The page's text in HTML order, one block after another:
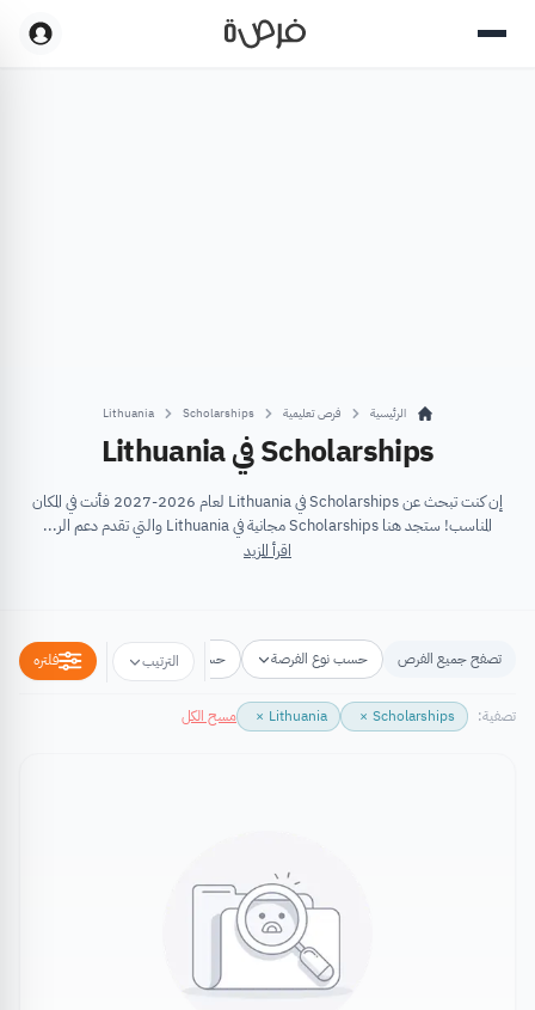
الرئيسية فرص تعليمية Scholarships
Lithuania
Scholarships في Lithuania
إن كنت تبحث عن Scholarships في Lithuania لعام 2026-2027 فأنت في المكان
المناسب! ستجد هنا Scholarships مجانية في Lithuania والتي تقدم دعم الر...
اقرأ المزيد
تصفح جميع الفرص حسب نوع الفرصة حسب مكان الفرصة حسب الترتيب فلتره
تصفية: Scholarships
×
Lithuania
× مسح الكل